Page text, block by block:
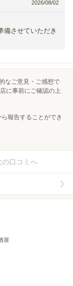
2026/08/02
備させていただき
なご意見・ご感想で
に事前にご確認の上
報告することができ
の口コミへ
屋